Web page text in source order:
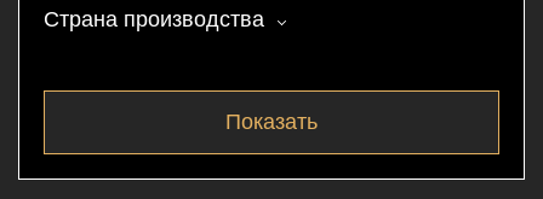
Страна производства